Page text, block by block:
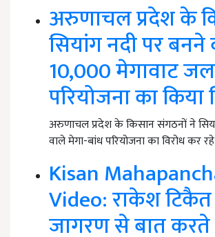
अरुणाचल प्रदेश के
सियांग नदी पर बनने
10,000 मेगावाट
परियोजना का किया
अरुणाचल प्रदेश के किसान संगठनों ने
वाले मेगा-बांध परियोजना का विरोध कर
Kisan
Video: राकेश
जागरण से बात